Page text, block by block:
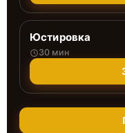
Юстировка
30 мин